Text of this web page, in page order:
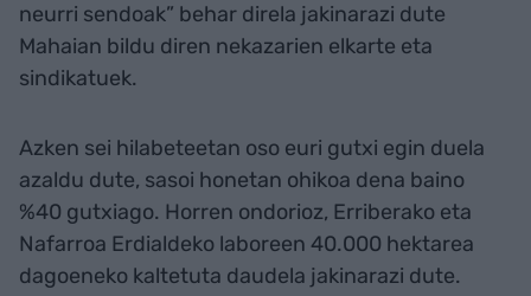
neurri sendoak” behar direla jakinarazi dute
Mahaian bildu diren nekazarien elkarte eta
sindikatuek.
Azken sei hilabeteetan oso euri gutxi egin duela
azaldu dute, sasoi honetan ohikoa dena baino
%40 gutxiago. Horren ondorioz, Erriberako eta
Nafarroa Erdialdeko laboreen 40.000 hektarea
dagoeneko kaltetuta daudela jakinarazi dute.